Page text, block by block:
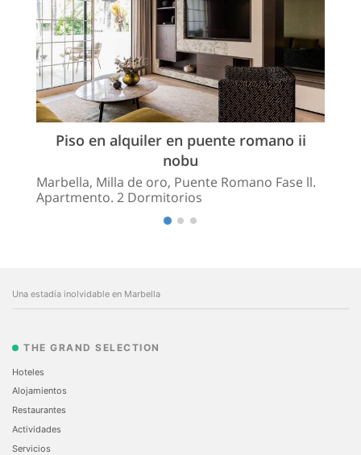
Piso en alquiler en puente romano ii
nobu
Marbella, Milla de oro, Puente Romano Fase ll.
Apartmento. 2 Dormitorios
Una estadía inolvidable en Marbella
THE GRAND SELECTION
Hoteles
Alojamientos
Restaurantes
Actividades
Servicios